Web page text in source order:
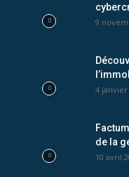
9
4 janvier
de la
10 avril